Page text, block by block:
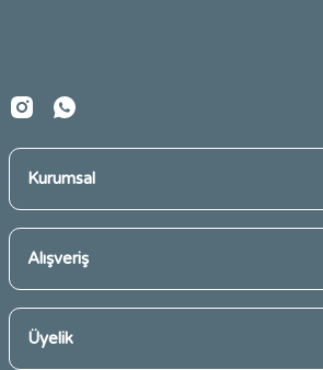
Kurumsal
Alışveriş
Üyelik